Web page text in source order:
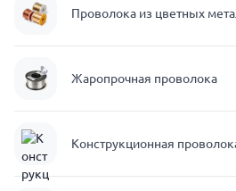
Проволока из цветных
Жаропрочная проволока
Конструкционная